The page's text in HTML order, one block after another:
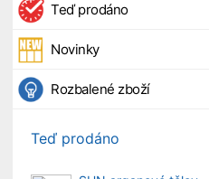
Teď prodáno
Novinky
Rozbalené zboží
Teď prodáno